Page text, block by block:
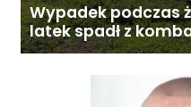
Wypadek podczas
latek spadł z